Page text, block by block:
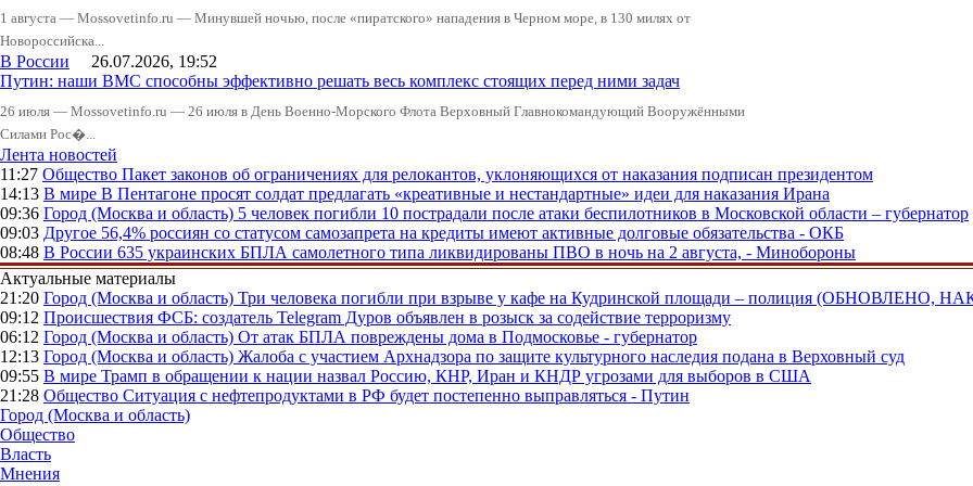
1 августа — Mossovetinfo.ru — Минувшей ночью, после «пиратского» нападения в Черном море, в 130 милях от
Новороссийска...
В России 26.07.2026, 19:52
Путин: наши ВМС способны эффективно решать весь комплекс стоящих перед ними задач
26 июля — Mossovetinfo.ru — 26 июля в День Военно-Морского Флота Верховный Главнокомандующий Вооружёнными
Силами Рос�...
Лента новостей
11:27 Общество Пакет законов об ограничениях для релокантов, уклоняющихся от наказания подписан президентом
14:13 В мире В Пентагоне просят солдат предлагать «креативные и нестандартные» идеи для наказания Ирана
09:36 Город (Москва и область) 5 человек погибли 10 пострадали после атаки беспилотников в Московской области – губернатор
09:03 Другое 56,4% россиян со статусом самозапрета на кредиты имеют активные долговые обязательства - ОКБ
08:48 В России 635 украинских БПЛА самолетного типа ликвидированы ПВО в ночь на 2 августа, - Минобороны
Актуальные материалы
21:20 Город (Москва и область) Три человека погибли при взрыве у кафе на Кудринской площади – полиция (ОБНОВЛЕНО,
09:12 Происшествия ФСБ: создатель Telegram Дуров объявлен в розыск за содействие терроризму
06:12 Город (Москва и область) От атак БПЛА повреждены дома в Подмосковье - губернатор
12:13 Город (Москва и область) Жалоба с участием Архнадзора по защите культурного наследия подана в Верховный суд
09:55 В мире Трамп в обращении к нации назвал Россию, КНР, Иран и КНДР угрозами для выборов в США
21:28 Общество Ситуация с нефтепродуктами в РФ будет постепенно выправляться - Путин
Город (Москва и область)
Общество
Власть
Мнения